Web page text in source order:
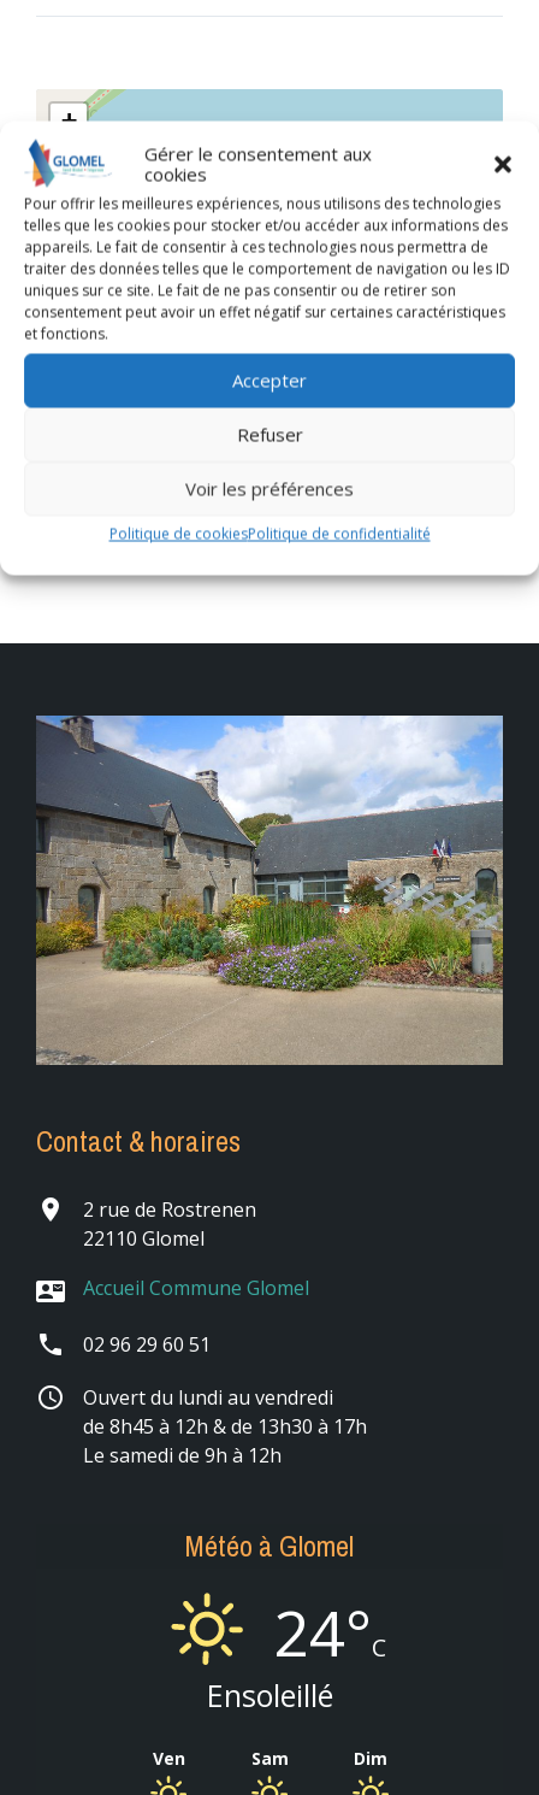
Gérer le consentement aux
cookies
Pour offrir les meilleures expériences, nous utilisons des technologies
telles que les cookies pour stocker et/ou accéder aux informations des
appareils. Le fait de consentir à ces technologies nous permettra de
traiter des données telles que le comportement de navigation ou les ID
uniques sur ce site. Le fait de ne pas consentir ou de retirer son
consentement peut avoir un effet négatif sur certaines caractéristiques
et fonctions.
Accepter
Refuser
Voir les préférences
Politique de cookiesPolitique de confidentialité
+
−
Contact & horaires
place
2 rue de Rostrenen
22110 Glomel
contact_mail Accueil Commune Glomel
phone 02 96 29 60 51
schedule
Ouvert du lundi au vendredi
de 8h45 à 12h & de 13h30 à 17h
Le samedi de 9h à 12h
Météo à Glomel
24°C
Ensoleillé
Ven Sam Dim